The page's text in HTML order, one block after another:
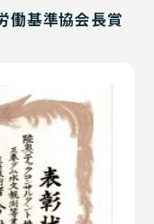
働基準協会長賞